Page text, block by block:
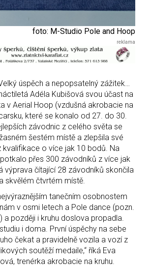
foto: M-Studio Pole and Hoop
úspěch a nepopsatelný zážitek…
Adéla Kubišová svou účast na
v Aerial Hoop (vzdušná akrobacie na
které se konalo od 27. do 30.
závodnic z celého světa se
šestém místě a zlepšila své
kvalifikace o více jak 10 bodů. Na
přes 300 závodníků z více jak
výprava čítající 28 závodníků skončila
skvělém čtvrtém místě.
tanečním osobnostem
v osmi letech a Pole dance (pozn.
a později i kruhu doslova propadla.
i doma. První úspěchy na sebe
čekat a pravidelně vozila a vozí z
soutěží medaile,“ říká Eva
trenérka akrobacie na kruhu.